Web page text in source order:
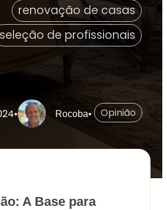
renovação de casas
seleção de profissionais
• Rocoba• Opinião
A Base para